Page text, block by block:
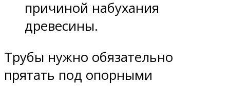
причиной набухания
древесины.
Трубы нужно обязательно
прятать под опорными